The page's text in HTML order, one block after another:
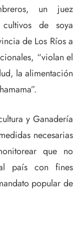
un juez
de soya
de Los Ríos a
“violan el
la alimentación
y Ganadería
necesarias
que no
al país con fines
popular de